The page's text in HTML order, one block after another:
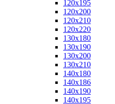
120x195
120x200
120x210
120x220
130x180
130x190
130x200
130x210
140x180
140x186
140x190
140x195